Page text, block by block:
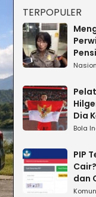
TERPOPULER
Dia
Bola
PIP
dan